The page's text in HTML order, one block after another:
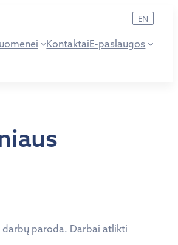
KontaktaiE-paslaugos
EN
paroda. Darbai atlikti